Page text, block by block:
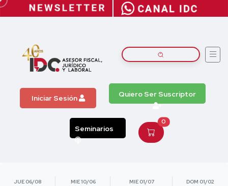
Iniciar Sesión Quiero Ser Suscriptor
Seminarios
0
JUE 06/08 MIE 10/06 MIE 01/07 DOM 01/02